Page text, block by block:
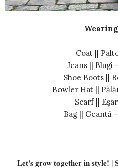
Coat ||
Jeans || Blugi -
Shoe Boots ||
Bowler Hat ||
Scarf ||
Bag || Geantă -
Let's grow together in style! |